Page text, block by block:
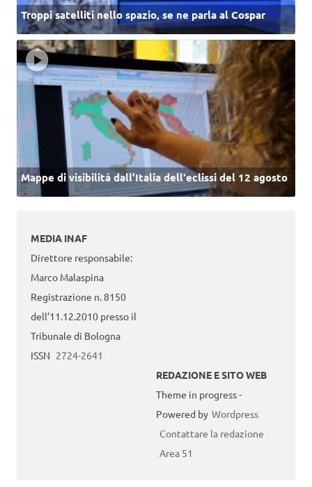
Troppi satelliti nello spazio, se ne parla al Cospar
Mappe di visibilità dall’Italia dell'eclissi del 12 agosto
MEDIA INAF
Direttore responsabile:
Marco Malaspina
Registrazione n. 8150
dell’11.12.2010 presso il
Tribunale di Bologna
ISSN 2724-2641
REDAZIONE E SITO WEB
Theme in progress -
Powered by Wordpress
Contattare la redazione
Area 51